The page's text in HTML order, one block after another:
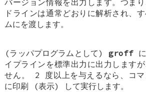
バージョン情報を出力します。つま
ドラインは通常どおりに解析され、
ムにを渡します。
(ラッパプログラムとして)groff
イプラインを標準出力に出力します
せん。 2 度以上を与えるなら、コマ
に印刷 (表示) して実行します。